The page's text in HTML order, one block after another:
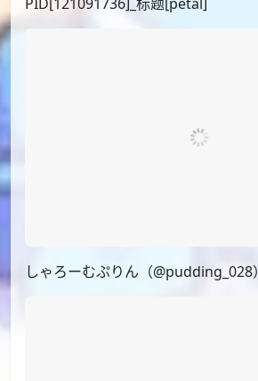
しゃろーむぷりん（@pudding_028）
PID[121091736]_标题[petal]